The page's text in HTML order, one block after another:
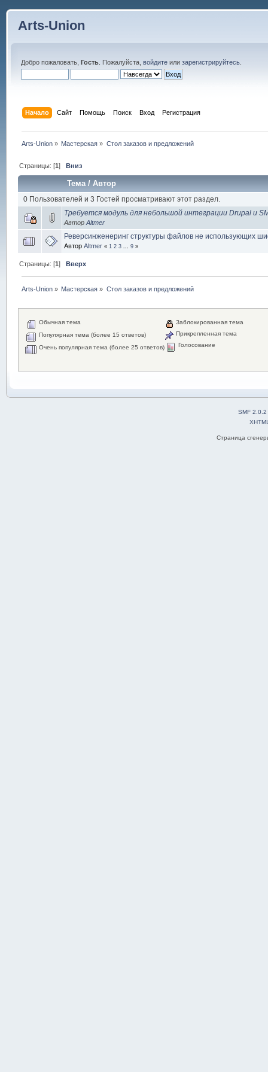
Arts-Union
Добро пожаловать, Гость. Пожалуйста, войдитеили зарегистрируйтесь.
Начало Сайт Помощь Поиск Вход Регистрация
Arts-Union » Мастерская » Стол заказов и предложений
Страницы: [1]Вниз
Тема/ Автор
0 Пользователей и 3 Гостей просматривают этот раздел.
Требуется модуль для небольшой интеграции Drupal и
Автор Altmer
Реверсинженеринг структуры файлов не использующих
Автор Altmer « 1 2 3 9»
Страницы: [1]Вверх
Arts-Union » Мастерская » Стол заказов и предложений
Обычная тема
Популярная тема (более 15 ответов)
Очень популярная тема (более 25 ответов)
Заблокированная тема
Прикрепленная тема
Голосование
SMF 2.0.2
Страница